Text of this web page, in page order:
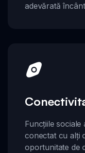
adevărată
Funcțiile sociale
conectat cu alți
oportunitate de